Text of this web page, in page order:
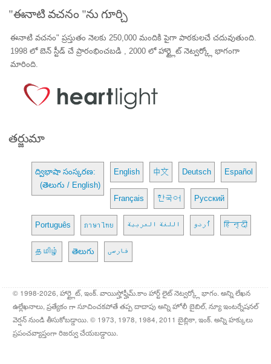
"ఈనాటి వచనం "ను గూర్చి
ఈనాటి వచనం" ప్రస్తుతం నెలకు 250,000 మందికి పైగా పాఠకులచే చదువుతుంది.
1998 లో బెన్ స్టీడ్ చే ప్రారంభించబడి , 2000 లో హార్ట్లైట్ నెట్వర్క్లో భాగంగా
మారింది.
తర్జుమా
ద్విభాషా సంస్కరణ:
(తెలుగు / English)
English 中文 Deutsch Español
Français 한국어 Русский
Português ภาษาไทย اللغة العربية اُردو हिन्दी
தமிழ் తెలుగు فارسی
© 1998-2026, హార్ట్లైట్, ఇంక్. వాయిస్హోఫ్హీమ్.కాం హార్ట్ లైట్ నెట్వర్క్లో భాగం. అన్ని లేఖన
ఉల్లేఖనాలు, ప్రత్యేకం గా సూచించకపోతే తప్ప దాదాపు అన్ని హోలీ బైబిల్, న్యూ ఇంటర్నేషనల్
వెర్షన్ నుండి తీసుకోబడ్డాయి. © 1973, 1978, 1984, 2011 బైబ్లికా, ఇంక్. అన్ని హక్కులు
ప్రపంచవ్యాప్తంగా రిజర్వు చేయబడ్డాయి.